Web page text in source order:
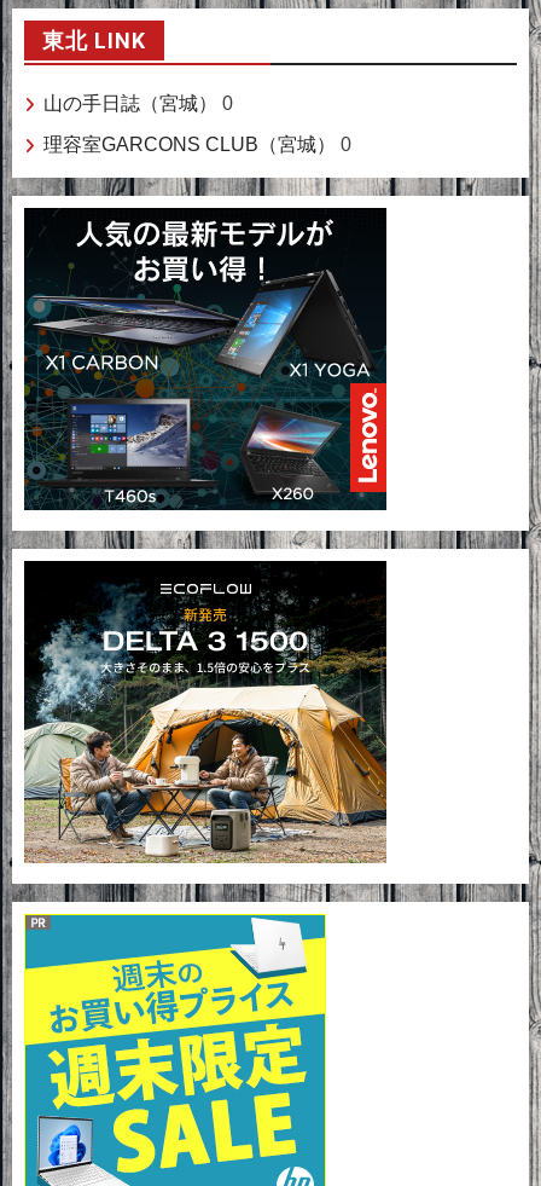
東北 LINK
山の手日誌（宮城）
0
理容室GARCONS CLUB（宮城）
0